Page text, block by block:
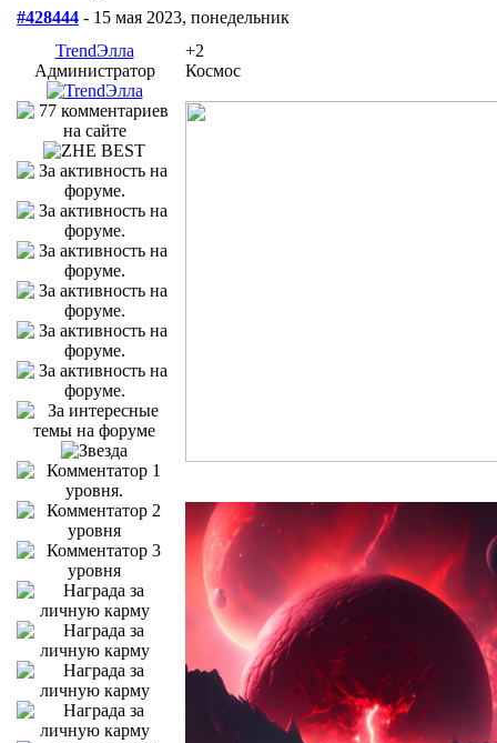
#428444 - 15 мая 2023, понедельник
TrendЭлла
Администратор
+2
Космос